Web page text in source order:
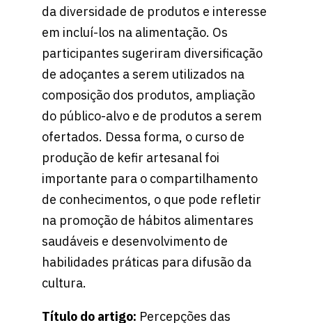
da diversidade de produtos e interesse
em incluí-los na alimentação. Os
participantes sugeriram diversificação
de adoçantes a serem utilizados na
composição dos produtos, ampliação
do público-alvo e de produtos a serem
ofertados. Dessa forma, o curso de
produção de kefir artesanal foi
importante para o compartilhamento
de conhecimentos, o que pode refletir
na promoção de hábitos alimentares
saudáveis e desenvolvimento de
habilidades práticas para difusão da
cultura.
Título do artigo: Percepções das